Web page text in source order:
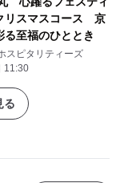
リスマスコース 京
る至福のひととき
スピタリティーズ
11:30
る